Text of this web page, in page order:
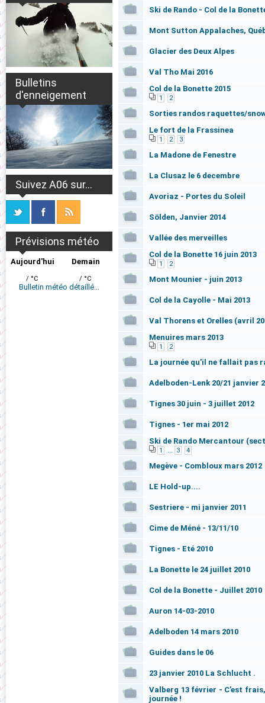
Bulletins
d'enneigement
Suivez A06 sur...
Prévisions météo
Aujourd'hui
/ °C
Demain
/ °C
Bulletin météo détaillé...
Ski de Rando - Col de la
Mont Sutton Appalaches,
Glacier des Deux Alpes
Val Tho Mai 2016
Col de la Bonette 2015
1 2
Sorties randos raquettes/
Le fort de la Frassinea
1 2 3
La Madone de Fenestre
La Clusaz le 6 decembre
Avoriaz - Portes du Soleil
Sölden, Janvier 2014
Vallée des merveilles
Col de la Bonette 16 juin 2013
1 2
Mont Mounier - juin 2013
Col de la Cayolle - Mai 2013
Val Thorens et Orelles (avril
Menuires mars 2013
1 2
La journée qu'il ne fallait pas
Adelboden-Lenk 20/21 janvier
Tignes 30 juin - 3 juillet 2012
Tignes - 1er mai 2012
Ski de Rando Mercantour
1 ... 3 4
Megève - Combloux mars 2012
LE Hold-up....
Sestriere - mi janvier 2011
Cime de Méné - 13/11/10
Tignes - Eté 2010
La Bonette le 24 juillet 2010
Col de la Bonette - Juillet 2010
Auron 14-03-2010
Adelboden 14 mars 2010
Guides dans le 06
23 janvier 2010 La Schlucht .
Valberg 13 février - C’est
journée !